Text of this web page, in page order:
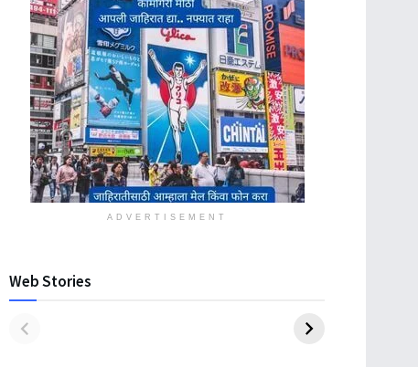
ADVERTISEMENT
Web Stories